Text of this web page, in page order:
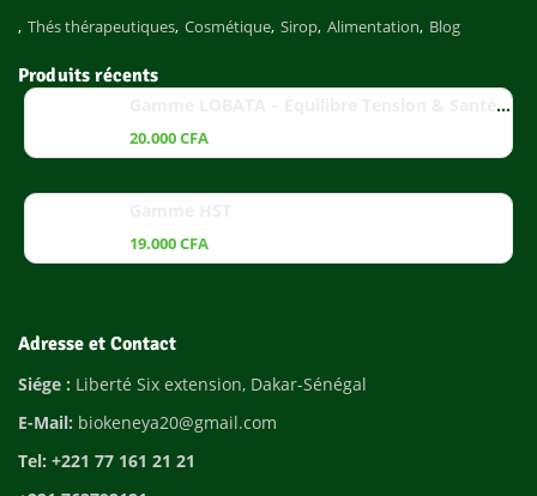
Thés thérapeutiques Cosmétique Sirop Alimentation Blog
Produits récents
Gamme LOBATA – Équilibre Tension & Santé Cardiaque
20.000CFA
19.000CFA
Adresse et Contact
Siége : Liberté Six extension, Dakar-Sénégal
E-Mail: biokeneya20@gmail.com
Tel: +221 77 161 21 21